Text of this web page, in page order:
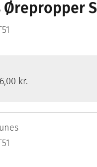
Ørepropper S
kr.